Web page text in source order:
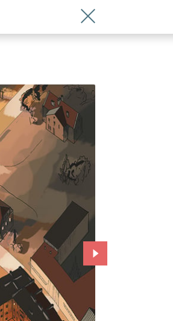
Wróć do artykułu
Przejdź do